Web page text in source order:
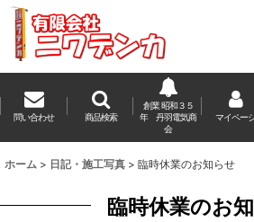
問い合わせ 商品検索
創業 昭和３５
年 丹羽電気商
会
マイペー
ホーム > 日記・施工写真 > 臨時休業のお知らせ
臨時休業のお